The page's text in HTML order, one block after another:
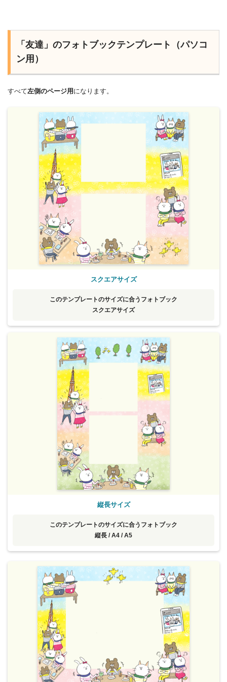
「友達」のフォトブックテンプレート（パソコ
ン用）
すべて左側のページ用になります。
スクエアサイズ
このテンプレートのサイズに合うフォトブック
スクエアサイズ
縦長サイズ
このテンプレートのサイズに合うフォトブック
縦長 / A4 / A5